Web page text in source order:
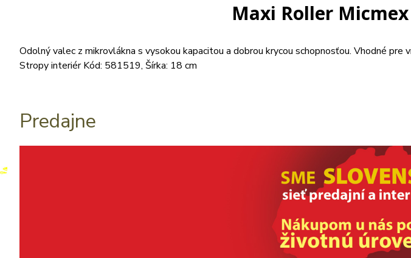
Maxi Roller
Odolný valec z mikrovlákna s vysokou kapacitou a dobrou krycou schopnosťou. Vhodné
Stropy interiér Kód: 581519, Šírka: 18 cm
Predajne